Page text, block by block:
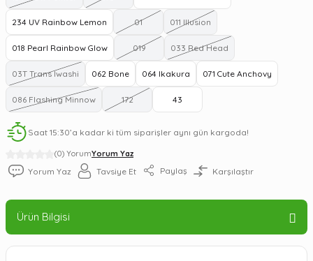
(0) YorumYorum Yaz
234 UV Rainbow Lemon 01 011 Illusion
018 Pearl Rainbow Glow 019 033 Red Head
03T Trans Iwashi 062 Bone 064 Ikakura 071 Cute Anchovy
086 Flashing Minnow 172 43
Saat 15:30’a kadar ki tüm siparişler aynı gün kargoda!
Yorum Yaz Tavsiye Et Paylaş Karşılaştır
Ürün Bilgisi